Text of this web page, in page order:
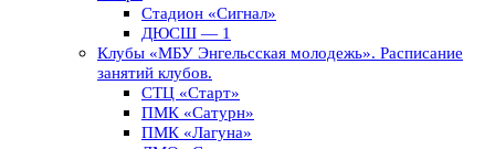
Стадион «Сигнал»
ДЮСШ — 1
Клубы «МБУ Энгельсская молодежь». Расписание
занятий клубов.
СТЦ «Старт»
ПМК «Сатурн»
ПМК «Лагуна»